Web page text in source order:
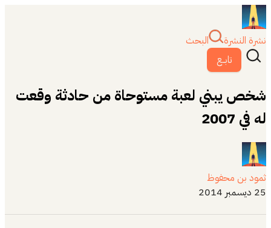
نشرة النشرة
البحث
تابــع
شخص يبني لعبة مستوحاة من حادثة وقعت
له في 2007
ثمود بن محفوظ
25 ديسمبر 2014